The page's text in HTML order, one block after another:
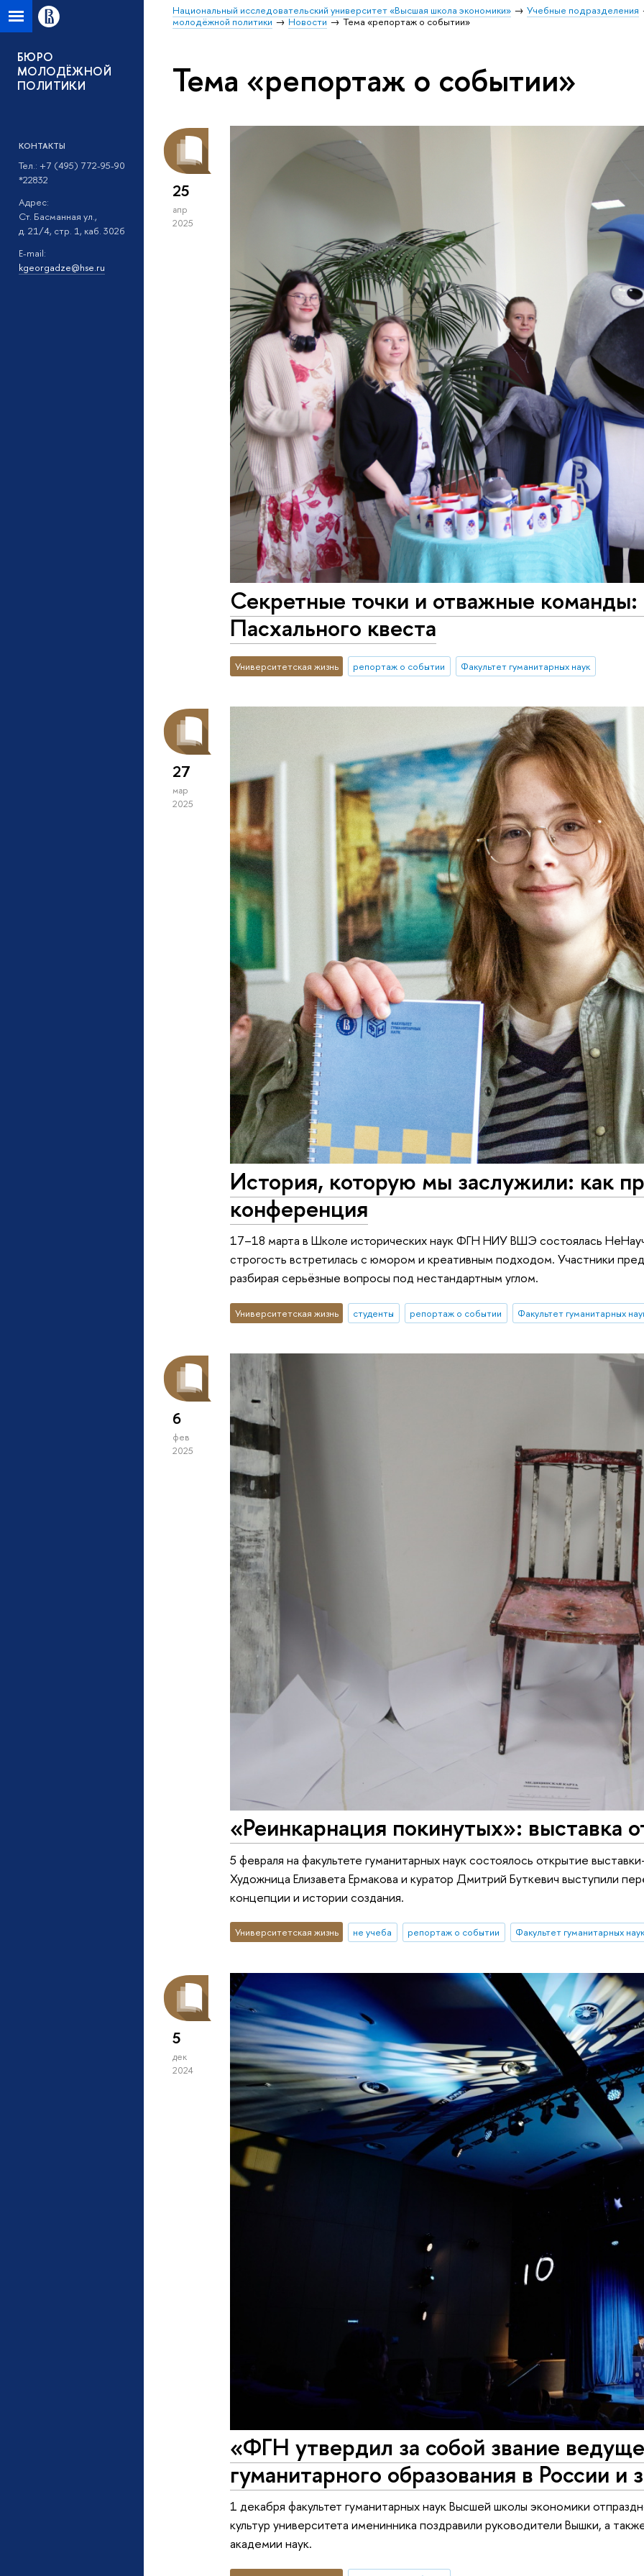
Национальный исследовательский университет «Высшая школа экономики»
Учебные подразделения
молодёжной политики
Новости Тема «репортаж о событии»
БЮРО
МОЛОДЁЖНОЙ
ПОЛИТИКИ
КОНТАКТЫ
Тел.: +7 (495) 772-95-90
*22832
Адрес:
Ст. Басманная ул.,
д. 21/4, стр. 1, каб. 302б
E-mail:
kgeorgadze@hse.ru
Тема «репортаж о событии»
25
апр
2025
Секретные точки и отважные
Пасхального квеста
Университетская жизнь репортаж о событии Факультет гуманитарных наук
27
мар
2025
История, которую мы заслужили: как
конференция
17–18 марта в Школе исторических наук ФГН НИУ ВШЭ состоялась
строгость встретилась с юмором и креативным подходом. Участники
разбирая серьёзные вопросы под нестандартным углом.
Университетская жизнь студенты репортаж о событии Факультет гуманитарных
6
фев
2025
«Реинкарнация покинутых»: выставка
5 февраля на факультете гуманитарных наук состоялось открытие
Художница Елизавета Ермакова и куратор Дмитрий Буткевич выступили
концепции и истории создания.
Университетская жизнь не учеба репортаж о событии Факультет гуманитарных
5
дек
2024
«ФГН утвердил за собой звание
гуманитарного образования в России и
1 декабря факультет гуманитарных наук Высшей школы экономики
культур университета именинника поздравили руководители Вышки, а
академии наук.